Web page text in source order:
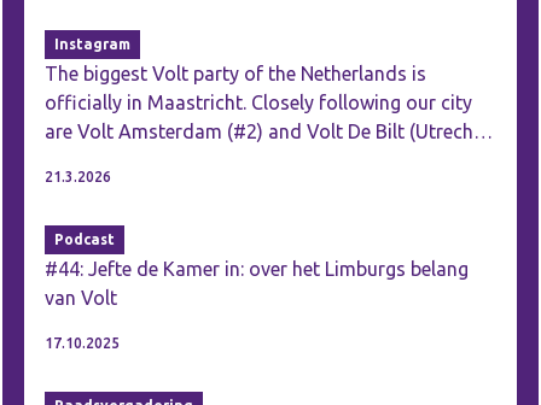
Instagram
The biggest Volt party of the Netherlands is
officially in Maastricht. Closely following our city
are Volt Amsterdam (#2) and Volt De Bilt (Utrecht;
all of those who voted for us! Together with all of
green, more democratic and more European
Mestreech. 💜🇪🇺 Want to join our movement?
This is the moment. Send us a DM.
21.3.2026
Podcast
#44: Jefte de Kamer in: over het Limburgs belang
van Volt
17.10.2025